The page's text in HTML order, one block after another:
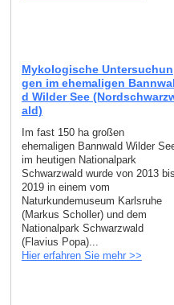
Mykologische Untersuchun
gen im ehemaligen Bannwal
d Wilder See
ald)
Im fast 150 ha großen
ehemaligen Bannwald Wilder
im heutigen Nationalpark
Schwarzwald wurde von 2013 bis
2019 in einem vom
Naturkundemuseum Karlsruhe
(Markus Scholler) und dem
Nationalpark Schwarzwald
(Flavius Popa)...
Hier erfahren Sie mehr >>